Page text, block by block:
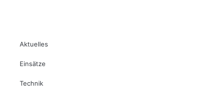
Aktuelles
Einsätze
Technik